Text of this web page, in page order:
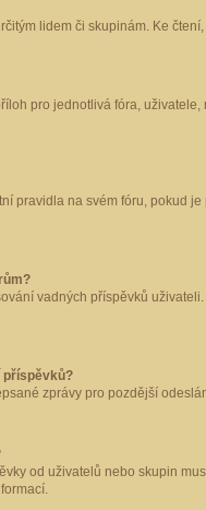
lidem či skupinám. Ke
pro jednotlivá fóra,
pravidla na svém fóru, pokud
vadných příspěvků
příspěvků?
zprávy pro pozdější
od uživatelů nebo skupin